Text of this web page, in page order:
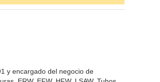
y encargado del negocio de